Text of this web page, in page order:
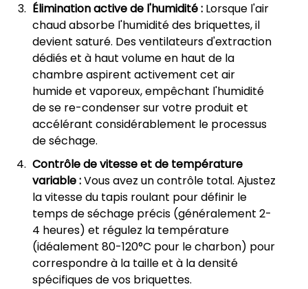
Élimination active de l'humidité : Lorsque l'air
chaud absorbe l'humidité des briquettes, il
devient saturé. Des ventilateurs d'extraction
dédiés et à haut volume en haut de la
chambre aspirent activement cet air
humide et vaporeux, empêchant l'humidité
de se re-condenser sur votre produit et
accélérant considérablement le processus
de séchage.
Contrôle de vitesse et de température
variable :Vous avez un contrôle total. Ajustez
la vitesse du tapis roulant pour définir le
temps de séchage précis (généralement 2-
4 heures) et régulez la température
(idéalement 80-120°C pour le charbon) pour
correspondre à la taille et à la densité
spécifiques de vos briquettes.